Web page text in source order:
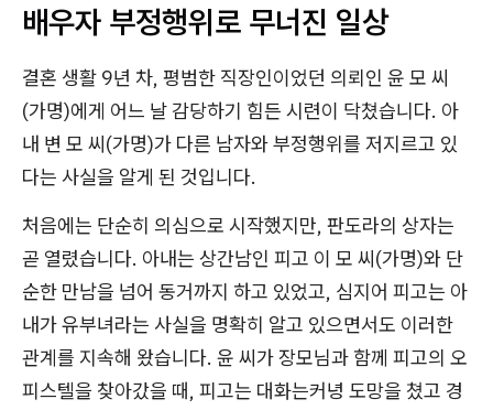
배우자 부정행위로 무너진 일상
결혼 생활 9년 차, 평범한 직장인이었던 의뢰인 윤 모 씨
(가명)에게 어느 날 감당하기 힘든 시련이 닥쳤습니다. 아
내 변 모 씨(가명)가 다른 남자와 부정행위를 저지르고 있
다는 사실을 알게 된 것입니다.
처음에는 단순히 의심으로 시작했지만, 판도라의 상자는
곧 열렸습니다. 아내는 상간남인 피고 이 모 씨(가명)와 단
순한 만남을 넘어 동거까지 하고 있었고, 심지어 피고는 아
내가 유부녀라는 사실을 명확히 알고 있으면서도 이러한
관계를 지속해 왔습니다. 윤 씨가 장모님과 함께 피고의 오
피스텔을 찾아갔을 때, 피고는 대화는커녕 도망을 쳤고 경